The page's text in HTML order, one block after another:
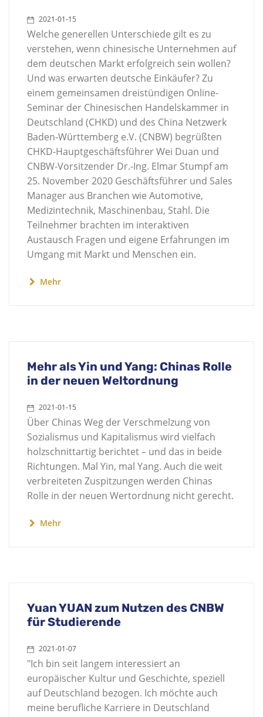
2021-01-15
Welche generellen Unterschiede gilt es zu
verstehen, wenn chinesische Unternehmen auf
dem deutschen Markt erfolgreich sein wollen?
Und was erwarten deutsche Einkäufer? Zu
einem gemeinsamen dreistündigen Online-
Seminar der Chinesischen Handelskammer in
Deutschland (CHKD) und des China Netzwerk
Baden-Württemberg e.V. (CNBW) begrüßten
CHKD-Hauptgeschäftsführer Wei Duan und
CNBW-Vorsitzender Dr.-Ing. Elmar Stumpf am
25. November 2020 Geschäftsführer und Sales
Manager aus Branchen wie Automotive,
Medizintechnik, Maschinenbau, Stahl. Die
Teilnehmer brachten im interaktiven
Austausch Fragen und eigene Erfahrungen im
Umgang mit Markt und Menschen ein.
Mehr
Mehr als Yin und Yang: Chinas Rolle
in der neuen Weltordnung
2021-01-15
Über Chinas Weg der Verschmelzung von
Sozialismus und Kapitalismus wird vielfach
holzschnittartig berichtet – und das in beide
Richtungen. Mal Yin, mal Yang. Auch die weit
verbreiteten Zuspitzungen werden Chinas
Rolle in der neuen Wertordnung nicht gerecht.
Mehr
Yuan YUAN zum Nutzen des CNBW
für Studierende
2021-01-07
"Ich bin seit langem interessiert an
europäischer Kultur und Geschichte, speziell
auf Deutschland bezogen. Ich möchte auch
meine berufliche Karriere in Deutschland